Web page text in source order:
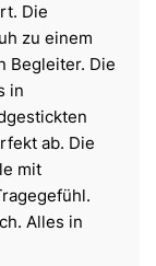
Die
zu einem
Begleiter. Die
in
ab. Die
mit
Alles in